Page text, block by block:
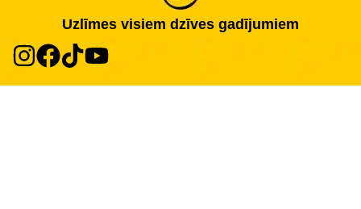
Uzlīmes visiem dzīves gadījumiem